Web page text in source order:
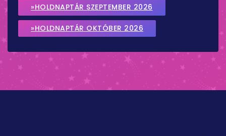
»HOLDNAPTÁR SZEPTEMBER 2026
»HOLDNAPTÁR OKTÓBER 2026